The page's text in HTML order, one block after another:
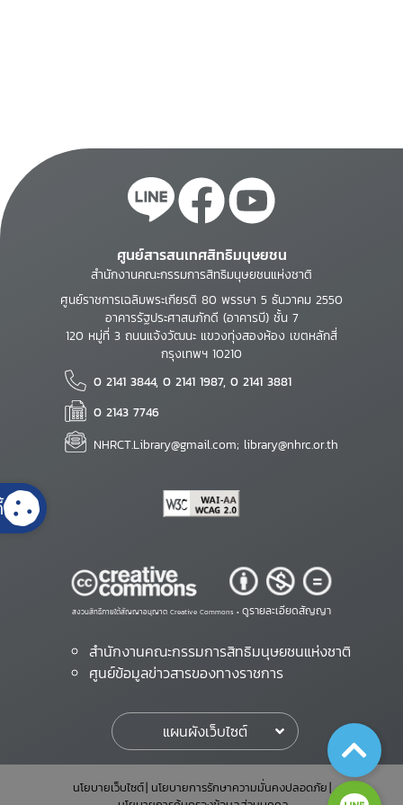
ศูนย์สารสนเทศสิทธิมนุษยชน
สำนักงานคณะกรรมการสิทธิมนุษยชนแห่งชาติ
ศูนย์ราชการเฉลิมพระเกียรติ 80 พรรษา 5 ธันวาคม 2550
อาคารรัฐประศาสนภักดี (อาคารบี) ชั้น 7
120 หมู่ที่ 3 ถนนแจ้งวัฒนะ แขวงทุ่งสองห้อง เขตหลักสี่
กรุงเทพฯ 10210
0 2141 3844, 0 2141 1987, 0 2141 3881
0 2143 7746
NHRCT.Library@gmail.com; library@nhrc.or.th
สงวนสิทธิ์ภายใต้สัญญาอนุญาต Creative Commons • ดูรายละเอียดสัญญา
สำนักงานคณะกรรมการสิทธิมนุษยชนแห่งชาติ
ศูนย์ข้อมูลข่าวสารของทางราชการ
แผนผังเว็บไซต์
นโยบายเว็บไซต์ นโยบายการรักษาความมั่นคงปลอดภัย